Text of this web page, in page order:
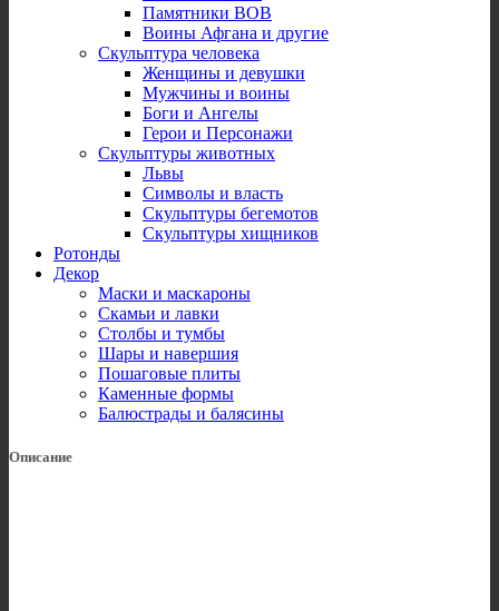
Памятники ВОВ
Воины Афгана и другие
Скульптура человека
Женщины и девушки
Мужчины и воины
Боги и Ангелы
Герои и Персонажи
Скульптуры животных
Львы
Символы и власть
Скульптуры бегемотов
Скульптуры хищников
Ротонды
Декор
Маски и маскароны
Скамьи и лавки
Столбы и тумбы
Шары и навершия
Пошаговые плиты
Каменные формы
Балюстрады и балясины
Описание